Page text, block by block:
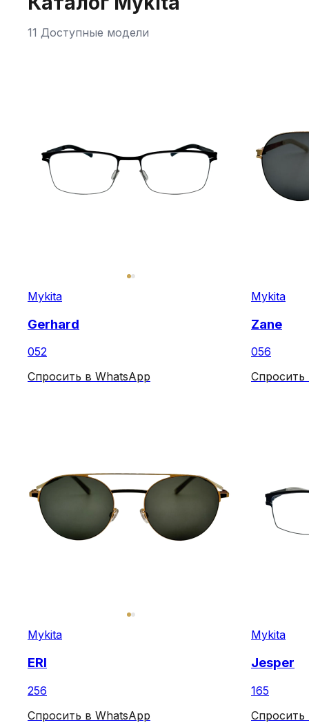
11 Доступные модели
Mykita
Gerhard
052
Спросить в WhatsApp
Mykita
Zane
056
Спросить
Mykita
ERI
256
Спросить в WhatsApp
Mykita
Jesper
165
Спросить